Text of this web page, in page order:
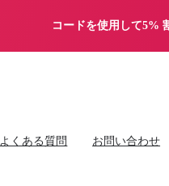
コードを使用して5%
よくある質問 お問い合わせ